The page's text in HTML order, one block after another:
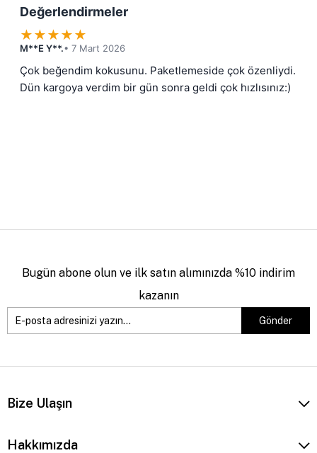
Değerlendirmeler
★★★★★
M**E Y**.• 7 Mart 2026
Çok beğendim kokusunu. Paketlemeside çok özenliydi.
Dün kargoya verdim bir gün sonra geldi çok hızlısınız:)
Bugün abone olun ve ilk satın alımınızda %10 indirim
kazanın
Gönder
Bize Ulaşın
Hakkımızda